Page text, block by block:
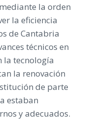
la orden
la eficiencia
de Cantabria
técnicos en
la tecnología
la renovación
de parte
estaban
y adecuados.